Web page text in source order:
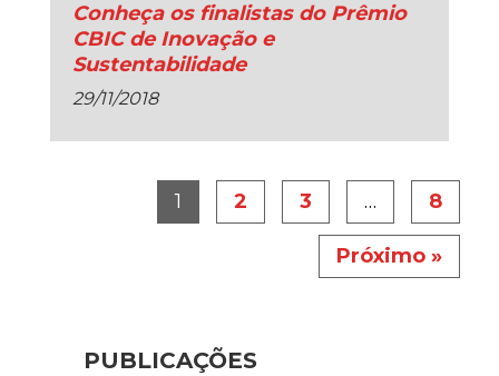
Conheça os finalistas do Prêmio
CBIC de Inovação e
Sustentabilidade
29/11/2018
1 2 3 … 8
Próximo »
PUBLICAÇÕES